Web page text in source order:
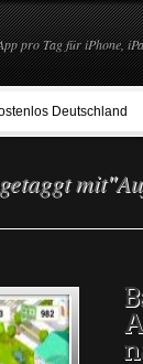
pro Tag für iPhone,
Deutschland
mit"